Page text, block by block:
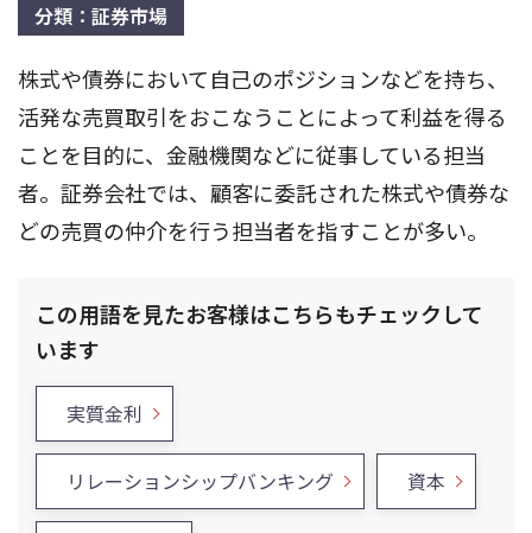
分類：証券市場
株式や債券において自己のポジションなどを持ち、
活発な売買取引をおこなうことによって利益を得る
ことを目的に、金融機関などに従事している担当
者。証券会社では、顧客に委託された株式や債券な
どの売買の仲介を行う担当者を指すことが多い。
この用語を見たお客様はこちらもチェックして
います
実質金利
リレーションシップバンキング 資本